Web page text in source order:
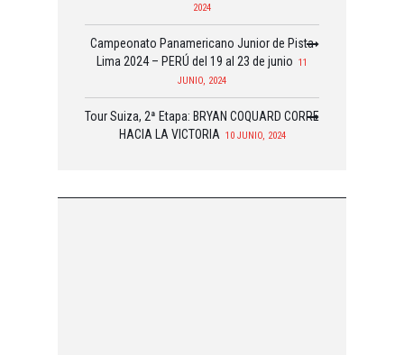
2024
Campeonato Panamericano Junior de Pista
Lima 2024 – PERÚ del 19 al 23 de junio 11
JUNIO, 2024
Tour Suiza, 2ª Etapa: BRYAN COQUARD CORRE
HACIA LA VICTORIA 10 JUNIO, 2024